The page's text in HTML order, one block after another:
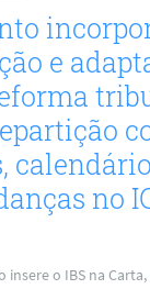
e
no
insere o IBS na